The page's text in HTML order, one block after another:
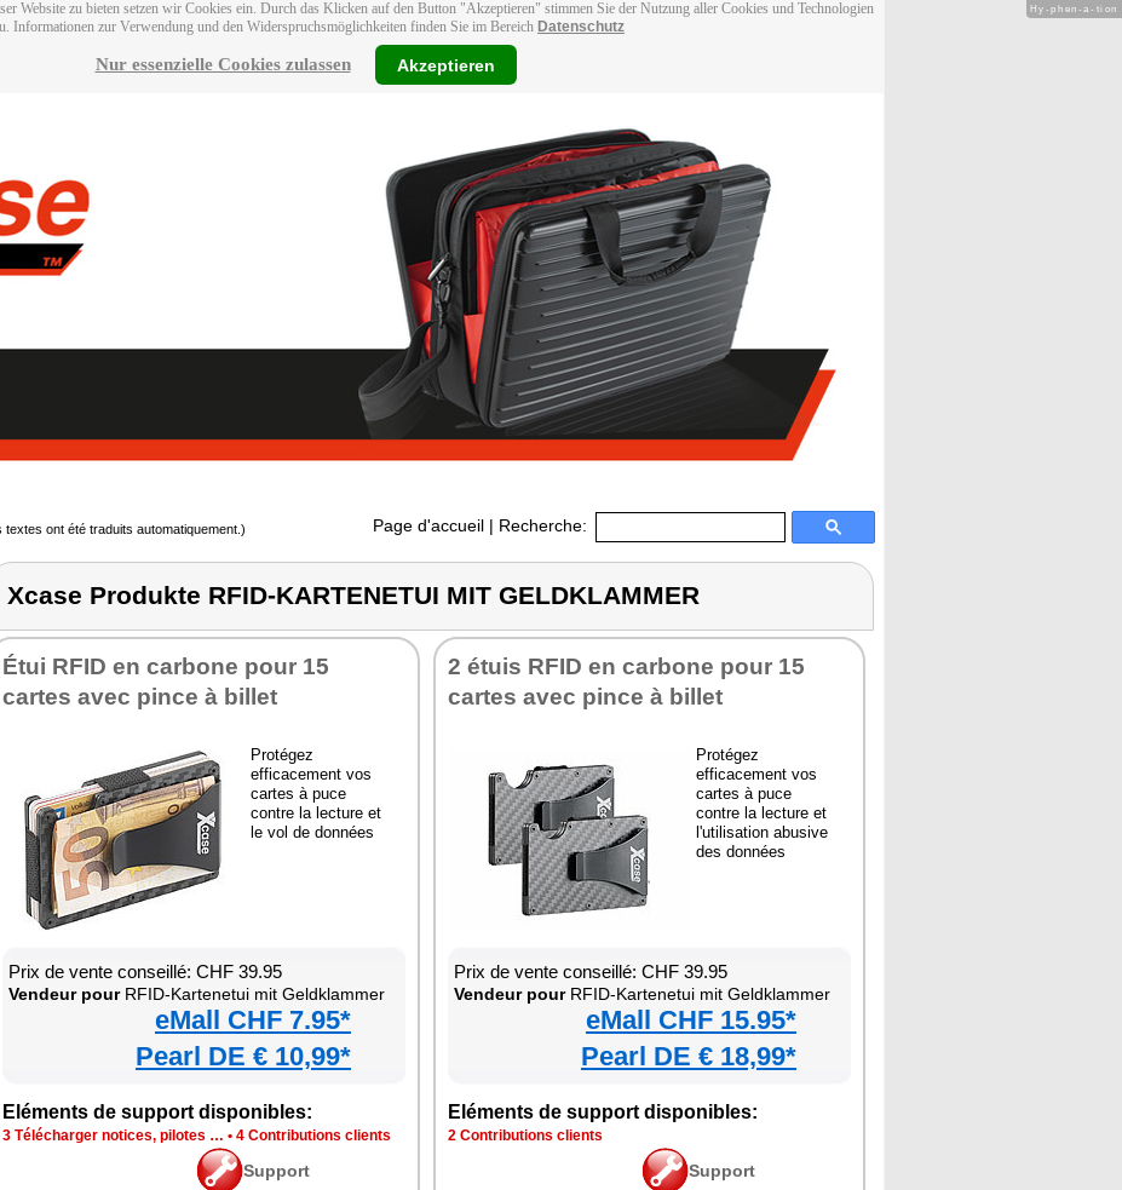
Website zu bieten setzen wir Cookies ein. Durch das Klicken auf den Button "Akzeptieren" stimmen Sie der Nutzung aller Cookies und Technologien
Informationen zur Verwendung und den Widerspruchsmöglichkeiten finden Sie im Bereich Datenschutz
Nur essenzielle Cookies zulassen Akzeptieren
textes ont été traduits automatiquement.) Page d'accueil | Recherche:
Xcase Produkte RFID-KARTENETUI MIT GELDKLAMMER
Étui RFID en carbone pour 15
cartes avec pince à billet
Protégez
efficacement vos
cartes à puce
contre la lecture et
le vol de données
Prix de vente conseillé: CHF 39.95
Vendeur pourRFID-Kartenetui mit Geldklammer
eMall CHF 7.95*
Pearl DE € 10,99*
Eléments de support disponibles:
3 Télécharger notices, pilotes … • 4 Contributions clients
Support
2 étuis RFID en carbone pour 15
cartes avec pince à billet
Protégez
efficacement vos
cartes à puce
contre la lecture et
l'utilisation abusive
des données
Prix de vente conseillé: CHF 39.95
Vendeur pourRFID-Kartenetui mit Geldklammer
eMall CHF 15.95*
Pearl DE € 18,99*
Eléments de support disponibles:
2 Contributions clients
Support
Hy-phen-a-tion